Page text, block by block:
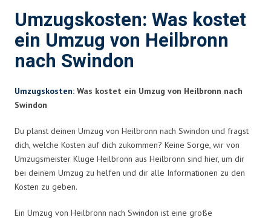
Umzugskosten: Was kostet
ein Umzug von Heilbronn
nach Swindon
Umzugskosten: Was kostet ein Umzug von Heilbronn nach
Swindon
Du planst deinen Umzug von Heilbronn nach Swindon und fragst
dich, welche Kosten auf dich zukommen? Keine Sorge, wir von
Umzugsmeister Kluge Heilbronn aus Heilbronn sind hier, um dir
bei deinem Umzug zu helfen und dir alle Informationen zu den
Kosten zu geben.
Ein Umzug von Heilbronn nach Swindon ist eine große